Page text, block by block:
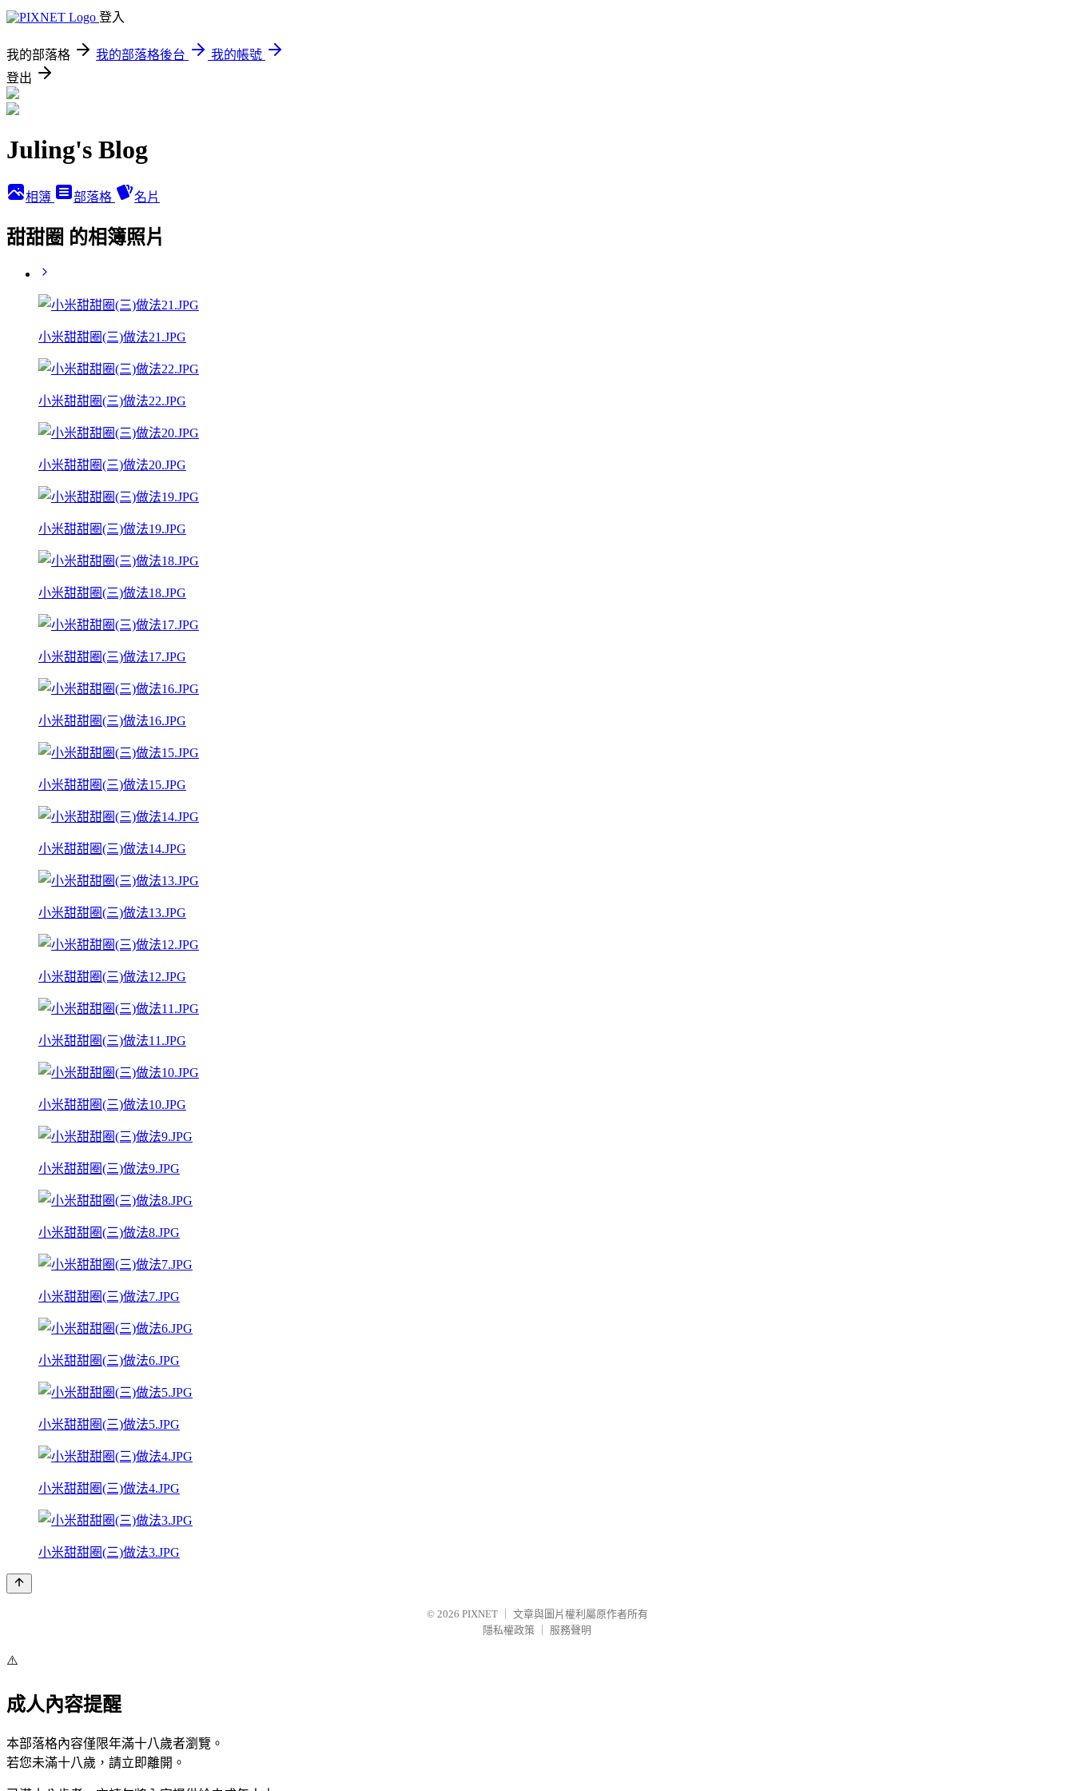
登入
我的部落格 我的部落格後台
我的帳號
登出
Juling's Blog
相簿 部落格 名片
甜甜圈 的相簿照片
小米甜甜圈(三)做法21.JPG
小米甜甜圈(三)做法22.JPG
小米甜甜圈(三)做法20.JPG
小米甜甜圈(三)做法19.JPG
小米甜甜圈(三)做法18.JPG
小米甜甜圈(三)做法17.JPG
小米甜甜圈(三)做法16.JPG
小米甜甜圈(三)做法15.JPG
小米甜甜圈(三)做法14.JPG
小米甜甜圈(三)做法13.JPG
小米甜甜圈(三)做法12.JPG
小米甜甜圈(三)做法11.JPG
小米甜甜圈(三)做法10.JPG
小米甜甜圈(三)做法9.JPG
小米甜甜圈(三)做法8.JPG
小米甜甜圈(三)做法7.JPG
小米甜甜圈(三)做法6.JPG
小米甜甜圈(三)做法5.JPG
小米甜甜圈(三)做法4.JPG
小米甜甜圈(三)做法3.JPG
© 2026 PIXNET
文章與圖片權利屬原作者所有
隱私權政策
服務聲明
⚠️
成人內容提醒
本部落格內容僅限年滿十八歲者瀏覽。
若您未滿十八歲，請立即離開。